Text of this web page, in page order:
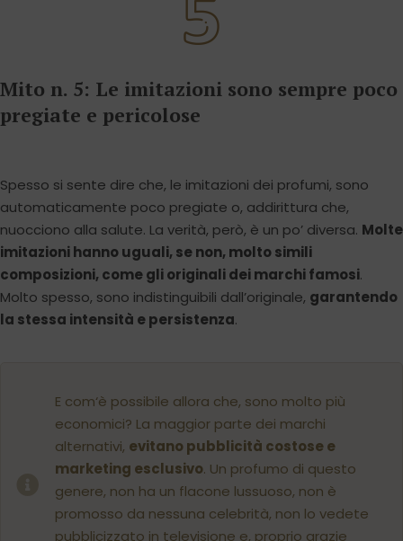
Mito n. 5: Le imitazioni sono sempre poco
pregiate e pericolose
Spesso si sente dire che, le imitazioni dei profumi, sono
automaticamente poco pregiate o, addirittura che,
nuocciono alla salute. La verità, però, è un po’ diversa. Molte
imitazioni hanno uguali, se non, molto simili
composizioni, come gli originali dei marchi famosi.
Molto spesso, sono indistinguibili dall’originale, garantendo
la stessa intensità e persistenza.
E com‘è possibile allora che, sono molto più
economici? La maggior parte dei marchi
alternativi, evitano pubblicità costose e
marketing esclusivo. Un profumo di questo
genere, non ha un flacone lussuoso, non è
promosso da nessuna celebrità, non lo vedete
pubblicizzato in televisione e, proprio grazie